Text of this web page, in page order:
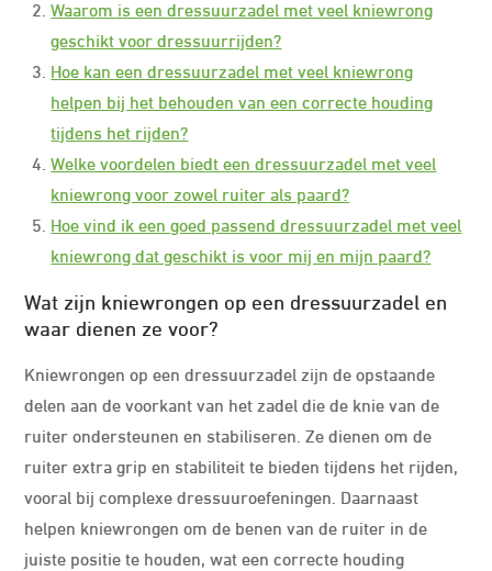
Waarom is een dressuurzadel met veel kniewrong
geschikt voor dressuurrijden?
Hoe kan een dressuurzadel met veel kniewrong
helpen bij het behouden van een correcte houding
tijdens het rijden?
Welke voordelen biedt een dressuurzadel met veel
kniewrong voor zowel ruiter als paard?
Hoe vind ik een goed passend dressuurzadel met veel
kniewrong dat geschikt is voor mij en mijn paard?
Wat zijn kniewrongen op een dressuurzadel en
waar dienen ze voor?
Kniewrongen op een dressuurzadel zijn de opstaande
delen aan de voorkant van het zadel die de knie van de
ruiter ondersteunen en stabiliseren. Ze dienen om de
ruiter extra grip en stabiliteit te bieden tijdens het rijden,
vooral bij complexe dressuuroefeningen. Daarnaast
helpen kniewrongen om de benen van de ruiter in de
juiste positie te houden, wat een correcte houding